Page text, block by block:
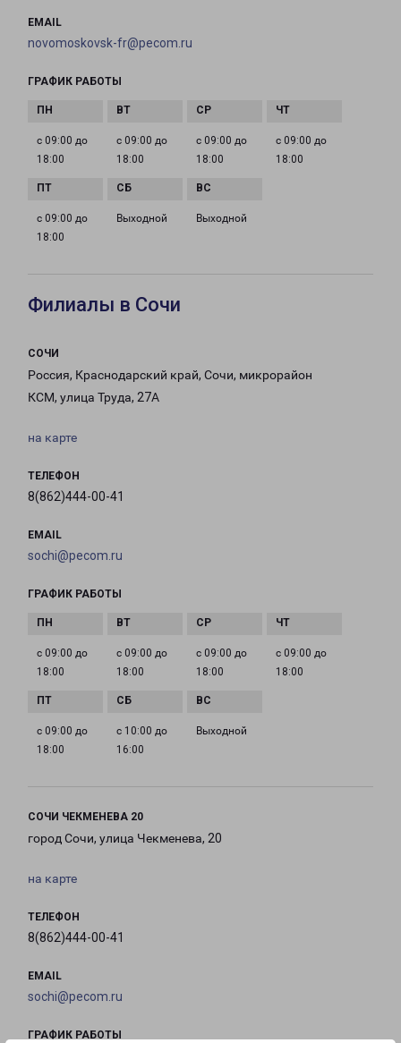
EMAIL
novomoskovsk-fr@pecom.ru
ГРАФИК РАБОТЫ
с 09:00 до
18:00
с 09:00 до
18:00
с 09:00 до
18:00
с 09:00 до
18:00
с 09:00 до
18:00
Выходной Выходной
Филиалы в Сочи
СОЧИ
Россия, Краснодарский край, Сочи, микрорайон
КСМ, улица Труда, 27А
на карте
ТЕЛЕФОН
8(862)444-00-41
EMAIL
sochi@pecom.ru
ГРАФИК РАБОТЫ
с 09:00 до
18:00
с 09:00 до
18:00
с 09:00 до
18:00
с 09:00 до
18:00
с 09:00 до
18:00
с 10:00 до
16:00
Выходной
СОЧИ ЧЕКМЕНЕВА 20
город Сочи, улица Чекменева, 20
на карте
ТЕЛЕФОН
8(862)444-00-41
EMAIL
sochi@pecom.ru
ГРАФИК РАБОТЫ